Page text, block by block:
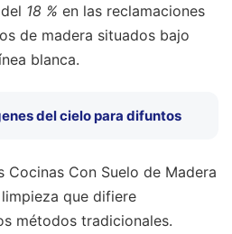
18 % en las reclamaciones
de madera situados bajo
blanca.
del cielo para difuntos
Cocinas Con Suelo de Madera
que difiere
métodos tradicionales.